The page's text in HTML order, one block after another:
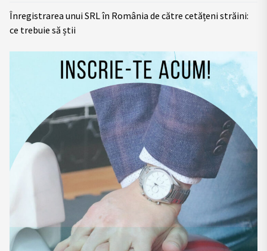
Înregistrarea unui SRL în România de către cetățeni străini:
ce trebuie să știi